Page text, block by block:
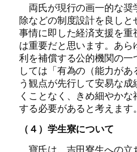
両氏が現行の画一的な奨
除などの制度設計を良しと
事情に即した経済支援を重
は重要だと思います。あら
利を補償する公的機関の一
しては「有為の（能力が
う観点が先行して安易な成
くことなく、きめ細やか
する必要があると考えます。
（４）学生寮について
寶氏は、吉田寮生への立